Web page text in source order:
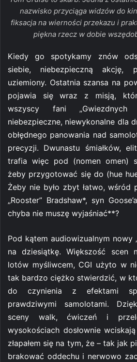
nazwisko przyciąga widzów do
fiksacja na wierności przekazu i
piękna rzecz w dobie
Kiedy go spotykamy znów
siebie, niebezpieczną akcję,
uziemiony. Ostatnia szansa na
pojawia się wraz z misją,
wszyscy fani „Gwiezdnych
niebezpieczne, niewykonalne dla
obłędnego panowania nad
precyzji. Dwunastu śmiałków,
trafia więc pod (nomen omen)
żeby przygotować się do (hue
Żeby nie było zbyt łatwo, wśród
„Rooster” Bradshaw*, syn
chyba nie muszę wyjaśniać**?
Pod kątem audiowizualnym nowy
na dziesiątkę. Większość scen
lotów myśliwcem, CGI użyto w
tak bardzo ciężko stwierdzić, w
do czynienia z efektami
prawdziwymi samolotami.
sceny walk, ćwiczeń i
wysokościach dosłownie
złapałem się na tym, że – tak jak
brakować oddechu i nerwowo